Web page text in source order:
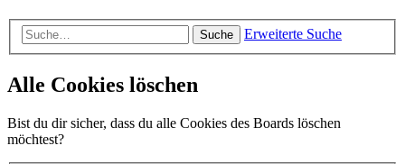
Suche Erweiterte Suche
Alle Cookies löschen
Bist du dir sicher, dass du alle Cookies des Boards löschen
möchtest?